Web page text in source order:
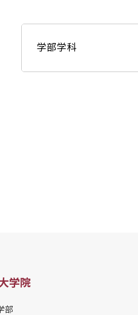
学部学科
学院
部